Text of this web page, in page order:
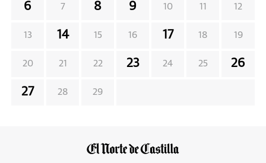
6 7 8 9 10 11 12
13 14 15 16 17 18 19
20 21 22 23 24 25 26
27 28 29